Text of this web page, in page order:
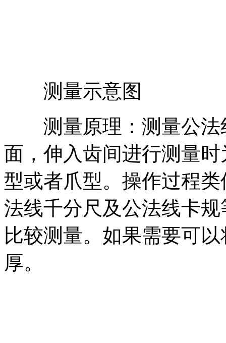
测量示意图
测量原理：测量公法
面，伸入齿间进行测量
型或者爪型。操作过程
法线千分尺及公法线卡
比较测量。如果需要可
厚。